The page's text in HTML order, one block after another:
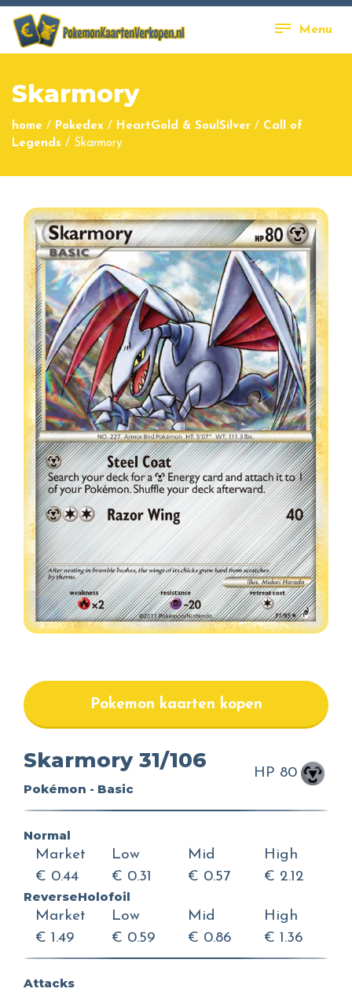
Menu
Skarmory
home / Pokedex / HeartGold & SoulSilver / Call of
Legends / Skarmory
Pokemon kaarten kopen
Skarmory 31/106
Pokémon - Basic
HP 80
Normal
Market
€ 0.44
Low
€ 0.31
Mid
€ 0.57
High
€ 2.12
ReverseHolofoil
Market
€ 1.49
Low
€ 0.59
Mid
€ 0.86
High
€ 1.36
Attacks